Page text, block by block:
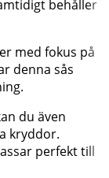
behåller
med fokus på
denna sås
du även
kryddor.
perfekt till